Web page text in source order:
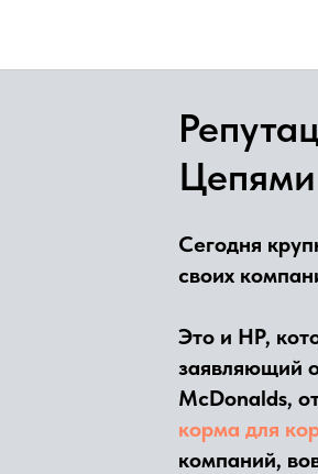
Сегодня
своих
Это и HP,
заявляющий
McDonalds,
корма для
компаний,